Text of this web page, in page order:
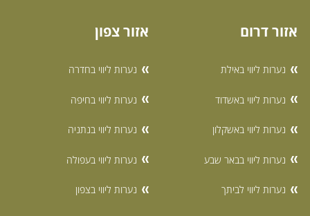
אזור דרום
נערות ליווי באילת
נערות ליווי באשדוד
נערות ליווי באשקלון
נערות ליווי בבאר שבע
נערות ליווי לביתך
אזור צפון
נערות ליווי בחדרה
נערות ליווי בחיפה
נערות ליווי בנתניה
נערות ליווי בעפולה
נערות ליווי בצפון